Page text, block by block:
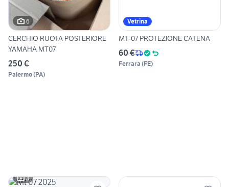
6
CERCHIO RUOTA POSTERIORE
YAMAHA MT07
250 €
Palermo(PA)
Vetrina
MT-07 PROTEZIONE CATENA
60 €
Ferrara (FE)
3